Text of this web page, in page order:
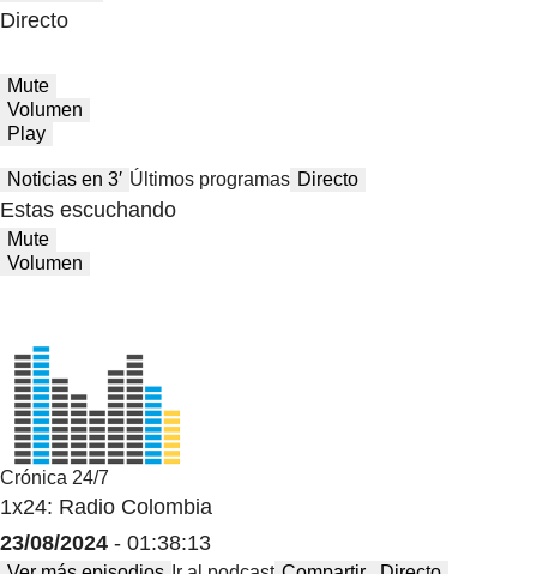
Directo
Mute
Volumen
Play
Noticias en 3′ Últimos programas Directo
Estas escuchando
Mute
Volumen
Crónica 24/7
1x24: Radio Colombia
23/08/2024 - 01:38:13